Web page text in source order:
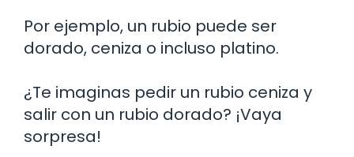
Por ejemplo, un rubio puede ser
dorado, ceniza o incluso platino.
¿Te imaginas pedir un rubio ceniza y
salir con un rubio dorado? ¡Vaya
sorpresa!